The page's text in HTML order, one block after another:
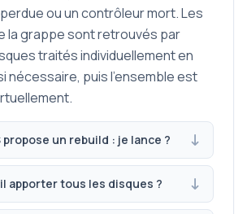
ou un contrôleur mort. Les
la grappe sont retrouvés par
traités individuellement en
nécessaire, puis l'ensemble est
propose un rebuild : je lance ?
apporter tous les disques ?